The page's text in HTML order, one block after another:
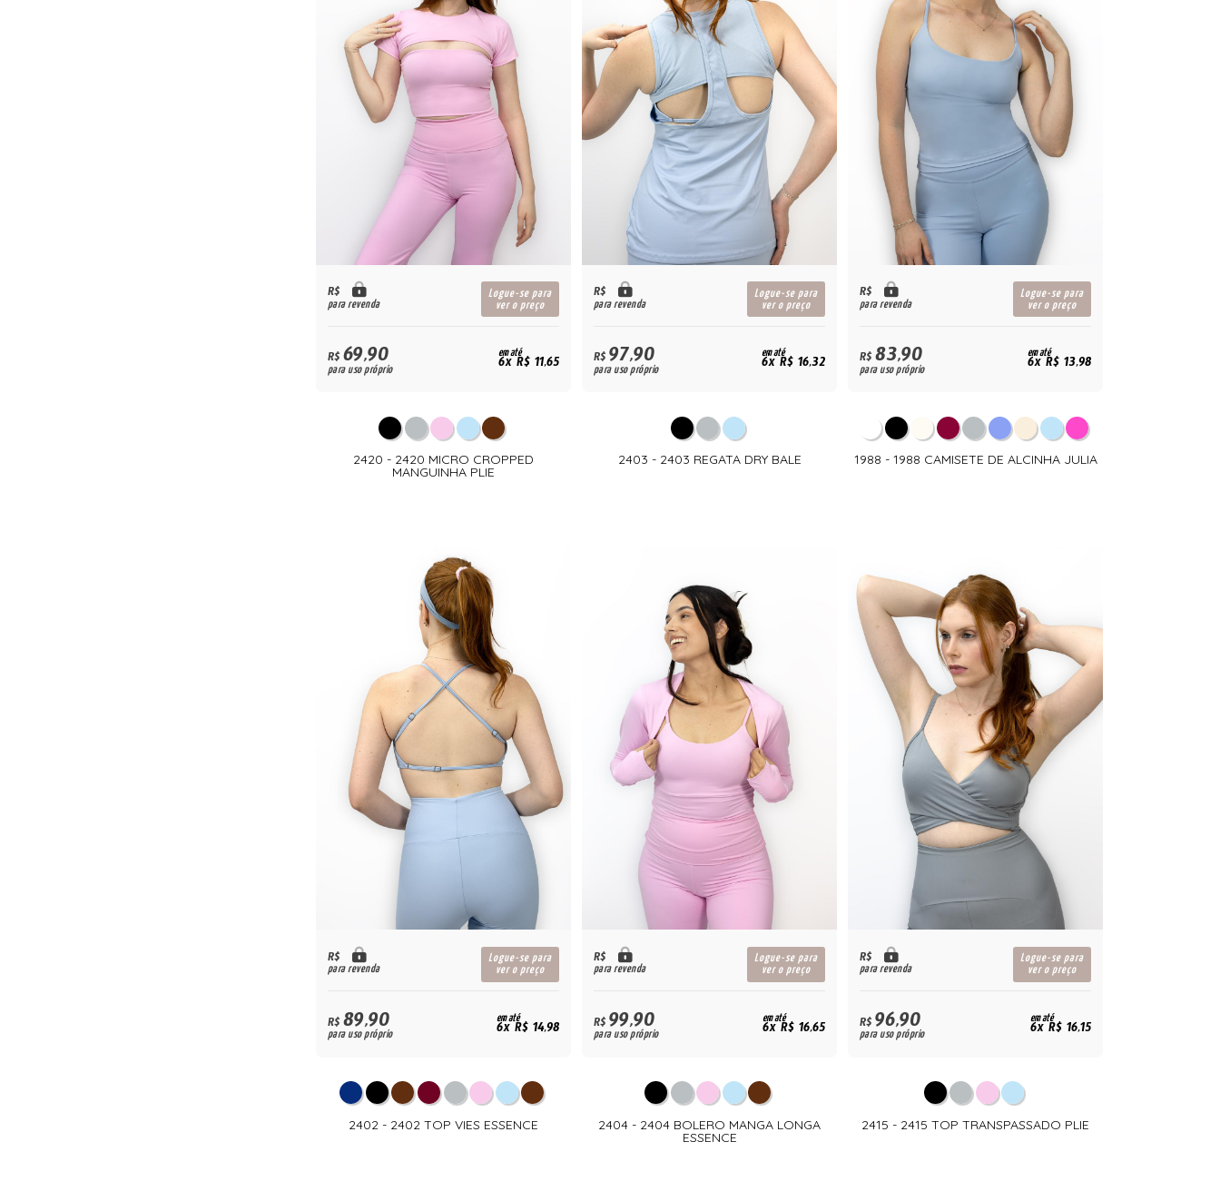
R$
para revenda
Logue-se para
ver o preço
R$69,90
para uso próprio
em até
6x R$ 11,65
2420 - 2420 MICRO CROPPED
MANGUINHA PLIE
R$
para revenda
Logue-se para
ver o preço
R$97,90
para uso próprio
em até
6x R$ 16,32
2403 - 2403 REGATA DRY BALE
R$
para revenda
Logue-se para
ver o preço
R$83,90
para uso próprio
em até
6x R$ 13,98
1988 - 1988 CAMISETE DE ALCINHA JULIA
R$
para revenda
Logue-se para
ver o preço
R$89,90
para uso próprio
em até
6x R$ 14,98
2402 - 2402 TOP VIES ESSENCE
R$
para revenda
Logue-se para
ver o preço
R$99,90
para uso próprio
em até
6x R$ 16,65
2404 - 2404 BOLERO MANGA LONGA
ESSENCE
R$
para revenda
Logue-se para
ver o preço
R$96,90
para uso próprio
em até
6x R$ 16,15
2415 - 2415 TOP TRANSPASSADO PLIE